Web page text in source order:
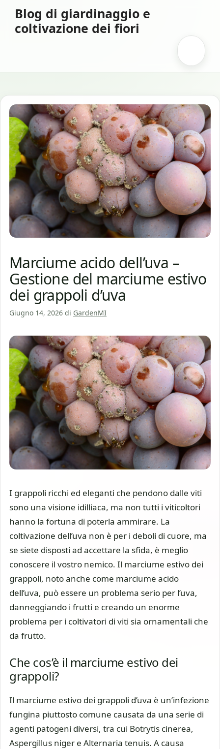
contenuto
Blog di giardinaggio e
coltivazione dei fiori
Marciume acido dell’uva –
Gestione del marciume estivo
dei grappoli d’uva
Giugno 14, 2026 di GardenMI
I grappoli ricchi ed eleganti che pendono dalle viti
sono una visione idilliaca, ma non tutti i viticoltori
hanno la fortuna di poterla ammirare. La
coltivazione dell’uva non è per i deboli di cuore, ma
se siete disposti ad accettare la sfida, è meglio
conoscere il vostro nemico. Il marciume estivo dei
grappoli, noto anche come marciume acido
dell’uva, può essere un problema serio per l’uva,
danneggiando i frutti e creando un enorme
problema per i coltivatori di viti sia ornamentali che
da frutto.
Che cos’è il marciume estivo dei
grappoli?
Il marciume estivo dei grappoli d’uva è un’infezione
fungina piuttosto comune causata da una serie di
agenti patogeni diversi, tra cui Botrytis cinerea,
Aspergillus niger e Alternaria tenuis. A causa